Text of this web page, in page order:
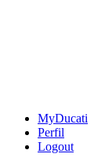
MyDucati
Perfil
Logout